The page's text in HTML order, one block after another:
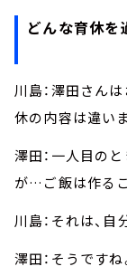
どんな育休を
川島：澤田さん
休の内容は違い
澤田：一人目の
が…ご飯は作る
川島：それは、
澤田：そうです